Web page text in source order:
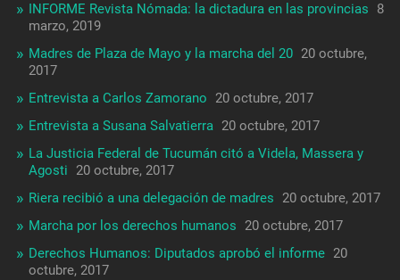
INFORME Revista Nómada: la dictadura en las provincias
8
marzo, 2019
Madres de Plaza de Mayo y la marcha del 20 20 octubre,
2017
Entrevista a Carlos Zamorano
20 octubre, 2017
Entrevista a Susana Salvatierra 20 octubre, 2017
La Justicia Federal de Tucumán citó a Videla, Massera y
Agosti
20 octubre, 2017
Riera recibió a una delegación de madres
20 octubre, 2017
Marcha por los derechos humanos
20 octubre, 2017
Derechos Humanos: Diputados aprobó el informe 20
octubre, 2017